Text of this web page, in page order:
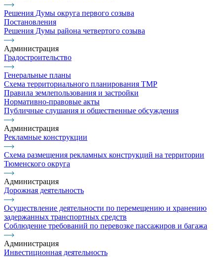
Решения Думы округа первого созыва
Постановления
Решения Думы района четвертого созыва
Администрация
Градостроительство
Генеральные планы
Схема территориального планирования ТМР
Правила землепользования и застройки
Нормативно-правовые акты
Публичные слушания и общественные обсуждения
Администрация
Рекламные конструкции
Схема размещения рекламных конструкций на территории
Тюменского округа
Администрация
Дорожная деятельность
Осуществление деятельности по перемещению и хранению
задержанных транспортных средств
Соблюдение требований по перевозке пассажиров и багажа
Администрация
Инвестиционная деятельность